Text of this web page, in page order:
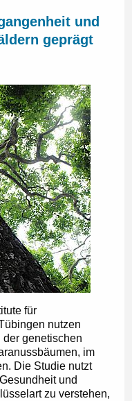
und
geprägt
für
nutzen
genetischen
im
Die Studie nutzt
und
zu verstehen,